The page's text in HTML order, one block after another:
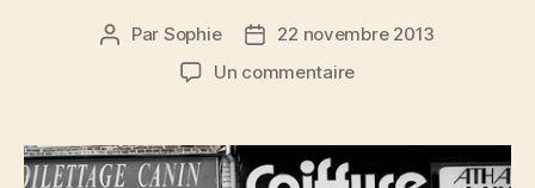
Auteur
Par Sophie
Date22 novembre 2013
Un commentairesur
nos
campagnes